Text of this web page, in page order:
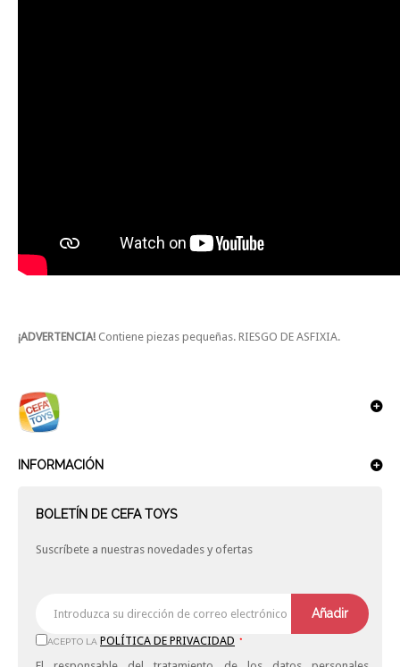
¡ADVERTENCIA! Contiene piezas pequeñas. RIESGO DE ASFIXIA.
INFORMACIÓN
BOLETÍN DE CEFA TOYS
Suscríbete a nuestras novedades y ofertas
Añadir
ACEPTO LA POLÍTICA DE PRIVACIDAD *